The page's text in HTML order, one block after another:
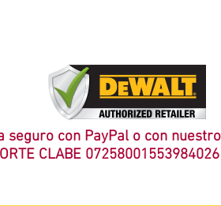
seguro con PayPal o con
CLABE 07258001553984026